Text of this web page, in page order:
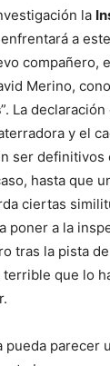
la
a
compañero,
Merino,
”. La
y el
ser definitivos
hasta que
ciertas
poner a la
tras la pista
terrible que lo
pueda parecer